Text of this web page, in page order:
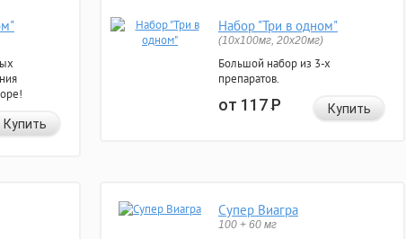
Купить
Набор "Три в одном"
(10x100мг, 20x20мг)
Большой набор из 3-х
препаратов.
от 117Р Купить
Супер Виагра
100 + 60 мг